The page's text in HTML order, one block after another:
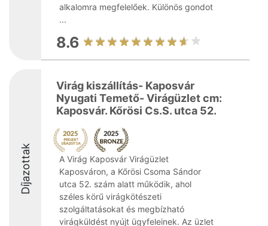
alkalomra megfelelőek. Különös gondot
...
8.6
Díjazottak
Virág kiszállítás- Kaposvár
Nyugati Temető- Virágüzlet cm:
Kaposvár. Kőrösi Cs.S. utca 52.
A Virág Kaposvár Virágüzlet
Kaposváron, a Kőrösi Csoma Sándor
utca 52. szám alatt működik, ahol
széles körű virágkötészeti
szolgáltatásokat és megbízható
virágküldést nyújt ügyfeleinek. Az üzlet